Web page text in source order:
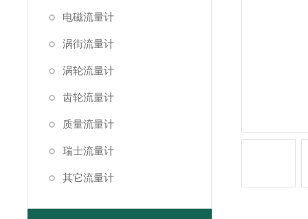
电磁流量计
涡街流量计
涡轮流量计
齿轮流量计
质量流量计
瑞士流量计
其它流量计